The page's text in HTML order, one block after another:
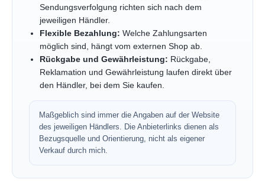
Sendungsverfolgung richten sich nach dem
jeweiligen Händler.
Flexible Bezahlung: Welche Zahlungsarten
möglich sind, hängt vom externen Shop ab.
Rückgabe und Gewährleistung: Rückgabe,
Reklamation und Gewährleistung laufen direkt über
den Händler, bei dem Sie kaufen.
Maßgeblich sind immer die Angaben auf der Website
des jeweiligen Händlers. Die Anbieterlinks dienen als
Bezugsquelle und Orientierung, nicht als eigener
Verkauf durch mich.